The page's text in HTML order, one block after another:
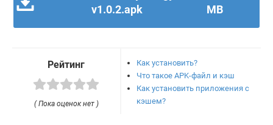
v1.0.2.apk
MB
Рейтинг
( Пока оценок нет )
Как установить?
Что такое APK-файл и кэш
Как установить приложения с
кэшем?